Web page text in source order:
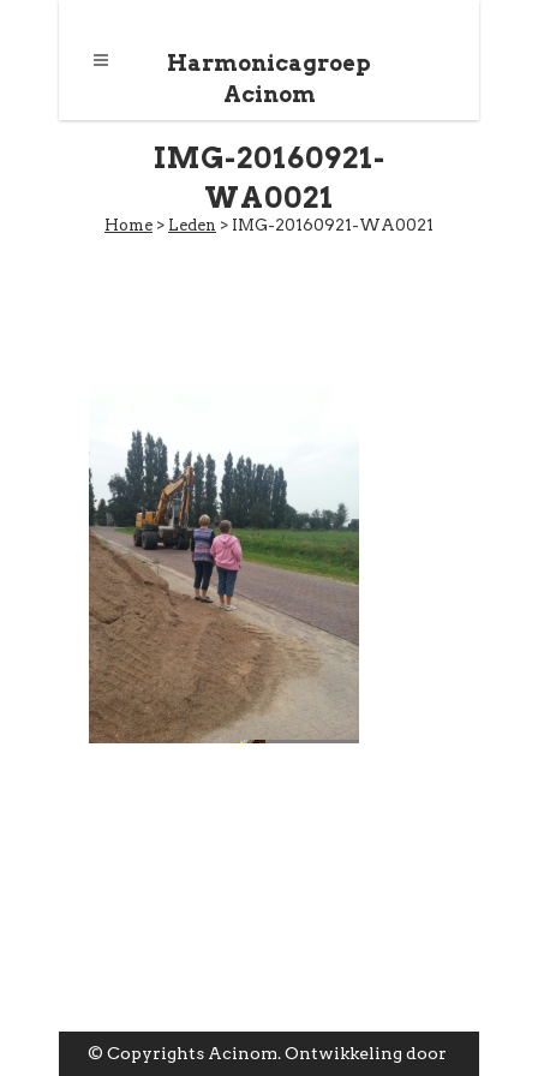
Harmonicagroep
Acinom
IMG-20160921-
WA0021
Home > Leden > IMG-20160921-WA0021
© Copyrights Acinom. Ontwikkeling door